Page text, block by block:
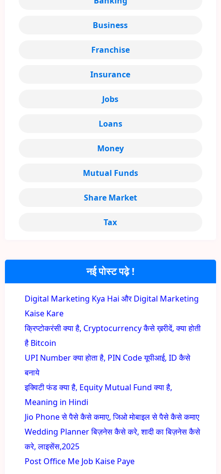
नई पोस्ट पढ़े !
Digital Marketing Kya Hai और Digital Marketing
Kaise Kare
क्रिप्टोकरंसी क्या है, Cryptocurrency कैसे ख़रीदें, क्या होती
है Bitcoin
UPI Number क्या होता है, PIN Code यूपीआई, ID कैसे
बनाये
इक्विटी फंड क्या है, Equity Mutual Fund क्या है,
Meaning in Hindi
Jio Phone से पैसे कैसे कमाए, जिओ मोबाइल से पैसे कैसे कमाए
Wedding Planner बिज़नेस कैसे करे, शादी का बिज़नेस कैसे
करे, लाइसेंस,2025
Post Office Me Job Kaise Paye
Business
Franchise
Insurance
Jobs
Loans
Money
Mutual Funds
Share Market
Tax